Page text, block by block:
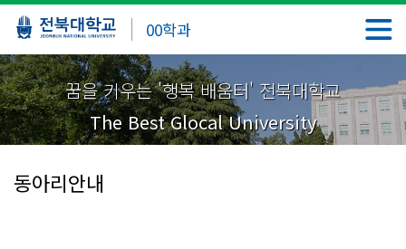
00학과
꿈을 키우는 '행복 배움터' 전북대학교
The Best Glocal University
동아리안내